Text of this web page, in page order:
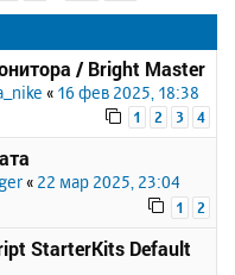
/ Bright Master
« 16 фев 2025, 18:38
1 2 3 4
« 22 мар 2025, 23:04
1 2
StarterKits Default